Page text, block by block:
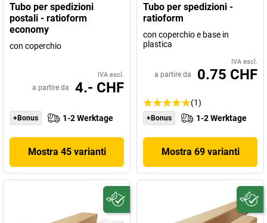
Tubo per spedizioni
postali - ratioform
economy
con coperchio
IVA escl.
a partire da 4.- CHF
+Bonus 1-2 Werktage
Mostra 45 varianti
Tubo per spedizioni -
ratioform
con coperchio e base in
plastica
IVA escl.
a partire da 0.75 CHF
(1)
+Bonus 1-2 Werktage
Mostra 69 varianti